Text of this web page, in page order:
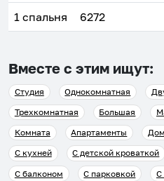
1 спальня 6272
Вместе с этим ищут:
Студия Однокомнатная
Трехкомнатная
Большая
Комната
Апартаменты Дом
С кухней
С детской кроваткой
С балконом
С парковкой С